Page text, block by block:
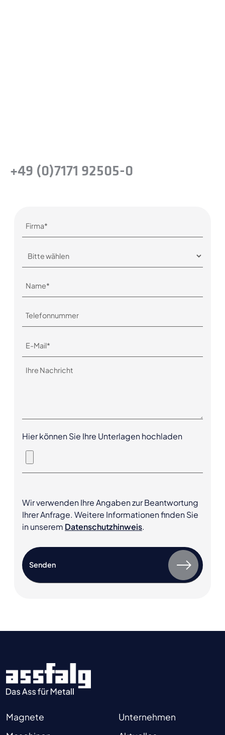
+49 (0)7171 92505-0
Hier können Sie Ihre Unterlagen hochladen
Wir verwenden Ihre Angaben zur Beantwortung
Ihrer Anfrage. Weitere Informationen finden Sie
in unserem Datenschutzhinweis.
Magnete
Unternehmen